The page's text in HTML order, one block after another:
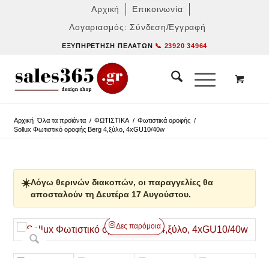
Αρχική
Επικοινωνία
Λογαριασμός: Σύνδεση/Εγγραφή
ΕΞΥΠΗΡΈΤΗΣΗ ΠΕΛΑΤΏΝ 📞 23920 34964
Αρχική Όλα τα προϊόντα / ΦΩΤΙΣΤΙΚΑ / Φωτιστικά οροφής /
Sollux Φωτιστικό οροφής Berg 4,ξύλο, 4xGU10/40w
☀️Λόγω θερινών διακοπών, οι παραγγελίες θα
αποσταλούν τη Δευτέρα 17 Αυγούστου.
Δες παρόμοια